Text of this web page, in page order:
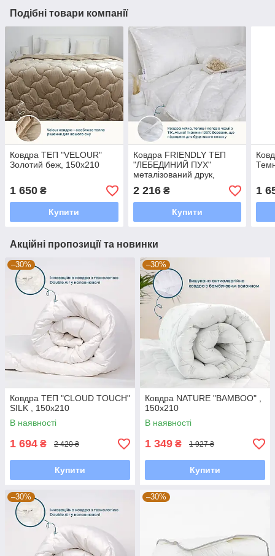
Подібні товари компанії
Ковдра ТЕП "VELOUR"
Золотий беж, 150x210
1 650 ₴
Купити
Ковдра FRIENDLY ТЕП
"ЛЕБЕДИНИЙ ПУХ"
металізований друк,
150x210
2 216₴
Купити
1
Акційні пропозиції та новинки
–30%
Ковдра ТЕП "CLOUD TOUCH"
SILK , 150x210
В наявності
1 694 ₴ 2 420 ₴
Купити
–30%
Ковдра NATURE "BAMBOO" ,
150x210
В наявності
1 349 ₴ 1 927 ₴
Купити
–30% –30%